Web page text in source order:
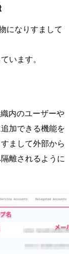
になりすまして
います。
内のユーザーや
加できる機能を
まして外部から
離されるように